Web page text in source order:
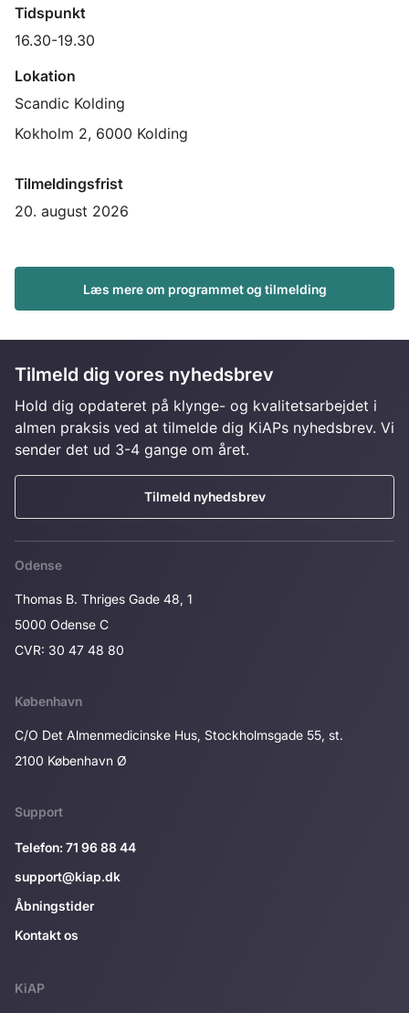
Tidspunkt
16.30-19.30
Lokation
Scandic Kolding
Kokholm 2, 6000 Kolding
Tilmeldingsfrist
20. august 2026
Læs mere om programmet og tilmelding
Tilmeld dig vores nyhedsbrev
Hold dig opdateret på klynge- og kvalitetsarbejdet i
almen praksis ved at tilmelde dig KiAPs nyhedsbrev. Vi
sender det ud 3-4 gange om året.
Tilmeld nyhedsbrev
Odense
Thomas B. Thriges Gade 48, 1
5000 Odense C
CVR: 30 47 48 80
København
C/O Det Almenmedicinske Hus, Stockholmsgade 55, st.
2100 København Ø
Support
Telefon: 71 96 88 44
support@kiap.dk
Åbningstider
Kontakt os
KiAP